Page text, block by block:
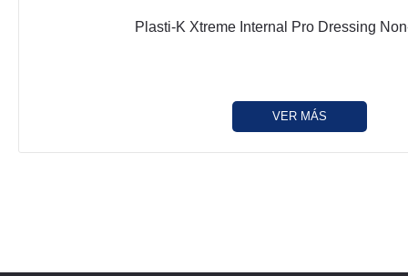
Plasti-K Xtreme Internal Pro Dressing
VER MÁS